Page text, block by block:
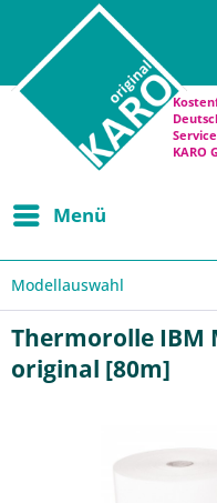
KARO
Menü
Modellauswahl
Thermorolle IBM
original [80m]